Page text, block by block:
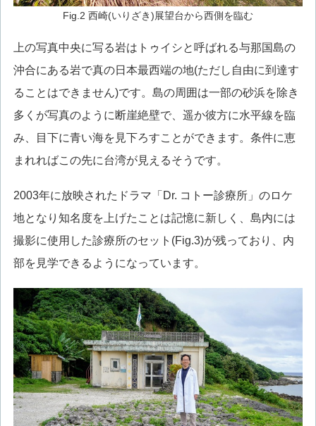
Fig.2 西崎(いりざき)展望台から西側を臨む
上の写真中央に写る岩はトゥイシと呼ばれる与那国島の
沖合にある岩で真の日本最西端の地(ただし自由に到達す
ることはできません)です。島の周囲は一部の砂浜を除き
多くが写真のように断崖絶壁で、遥か彼方に水平線を臨
み、目下に青い海を見下ろすことができます。条件に恵
まれればこの先に台湾が見えるそうです。
2003年に放映されたドラマ「Dr. コトー診療所」のロケ
地となり知名度を上げたことは記憶に新しく、島内には
撮影に使用した診療所のセット(Fig.3)が残っており、内
部を見学できるようになっています。